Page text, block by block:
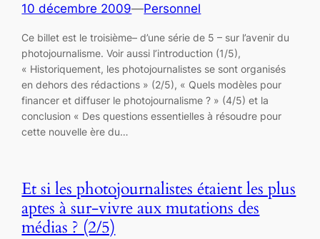
10 décembre 2009—Personnel
Ce billet est le troisième– d’une série de 5 – sur l’avenir du
photojournalisme. Voir aussi l’introduction (1/5),
« Historiquement, les photojournalistes se sont organisés
en dehors des rédactions » (2/5), « Quels modèles pour
financer et diffuser le photojournalisme ? » (4/5) et la
conclusion « Des questions essentielles à résoudre pour
cette nouvelle ère du…
Et si les photojournalistes étaient les plus
aptes à sur-vivre aux mutations des
médias ? (2/5)